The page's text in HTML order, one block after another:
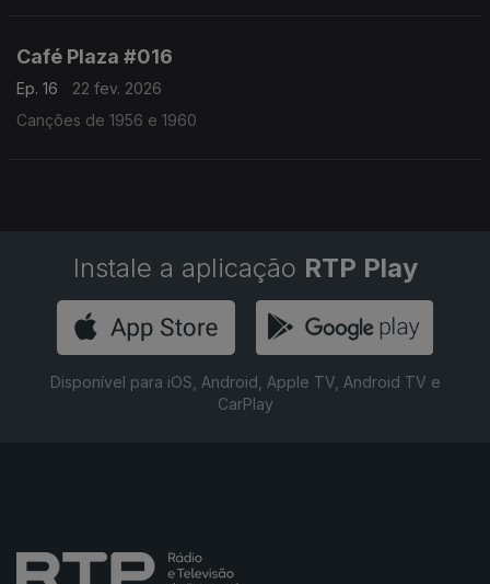
Café Plaza #016
Ep. 16
22 fev. 2026
Canções de 1956 e 1960
Instale a aplicação RTP Play
Disponível para iOS, Android, Apple TV, Android TV e
CarPlay